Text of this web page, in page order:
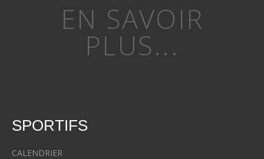
EN SAVOIR
PLUS...
SPORTIFS
CALENDRIER